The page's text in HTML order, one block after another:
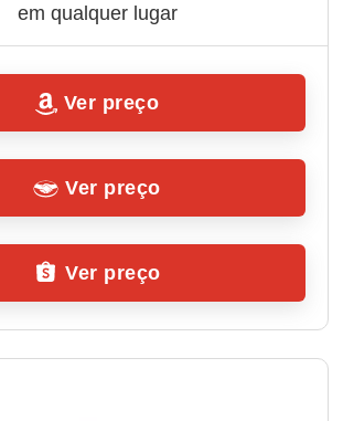
em qualquer lugar
Ver preço
Ver preço
Ver preço